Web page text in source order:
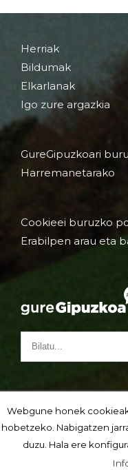
Herriak
Bildumak
Elkarlanak
Igo zure argazkia
GureGipuzkoari
Harremanetarako
Cookieei buruzko
Erabilpen arau eta
Webgune honek
hobetzeko. Nabigatzen
duzu. Hala ere